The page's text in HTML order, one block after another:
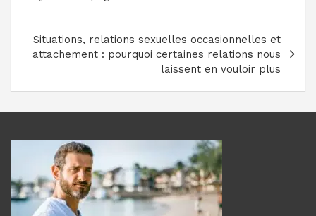
l’article
Situations, relations sexuelles occasionnelles et
attachement : pourquoi certaines relations nous
laissent en vouloir plus